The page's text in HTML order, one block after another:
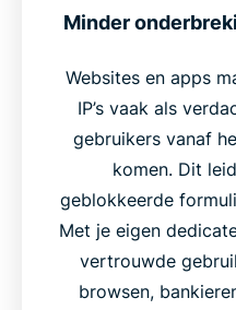
Minder
Websites en apps
IP’s vaak als
gebruikers vanaf
komen. Dit
geblokkeerde
Met je eigen
vertrouwde
browsen,